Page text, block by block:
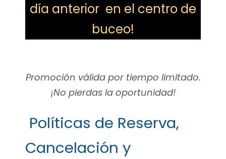
día anterior en el centro de
buceo!
Promoción válida por tiempo limitado.
¡No pierdas la oportunidad!
Políticas de Reserva,
Cancelación y